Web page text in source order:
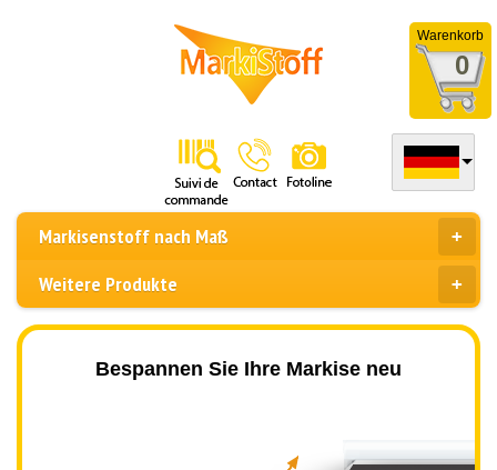
Warenkorb
0
Markisenstoff nach Maß
Weitere Produkte
Bespannen Sie Ihre Markise neu